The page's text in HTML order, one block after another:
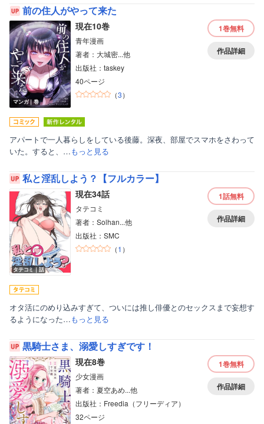
前の住人がやって来た
マンガ｜巻
現在10巻
青年漫画
著者：大城密...他
出版社：taskey
40ページ
（3）
1巻無料
作品詳細
アパートで一人暮らしをしている後藤。深夜、部屋でスマホをさわって
いた。すると、…もっと見る
私と淫乱しよう？【フルカラー】
タテコミ｜話
現在34話
タテコミ
著者：Solhan...他
出版社：SMC
（1 ）
1話無料
作品詳細
オタ活にのめり込みすぎて、ついには推し俳優とのセックスまで妄想す
るようになった…もっと見る
黒騎士さま、溺愛しすぎです！
現在8巻
少女漫画
著者：夏空あめ...他
出版社：Freedia（フリーディア）
32ページ
1巻無料
作品詳細